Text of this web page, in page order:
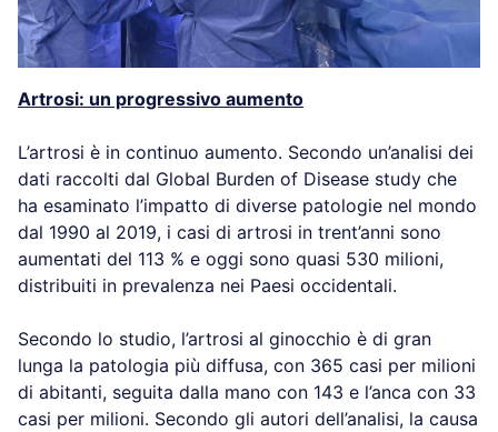
Artrosi: un progressivo aumento
L’artrosi è in continuo aumento. Secondo un’analisi dei
dati raccolti dal Global Burden of Disease study che
ha esaminato l’impatto di diverse patologie nel mondo
dal 1990 al 2019, i casi di artrosi in trent’anni sono
aumentati del 113 % e oggi sono quasi 530 milioni,
distribuiti in prevalenza nei Paesi occidentali.
Secondo lo studio, l’artrosi al ginocchio è di gran
lunga la patologia più diffusa, con 365 casi per milioni
di abitanti, seguita dalla mano con 143 e l’anca con 33
casi per milioni. Secondo gli autori dell’analisi, la causa